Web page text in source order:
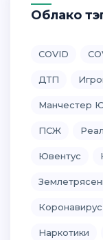
Облако
COVID
ДТП
Манчестер
ПСЖ Реал
Ювентус
Коронавирус
Наркотики